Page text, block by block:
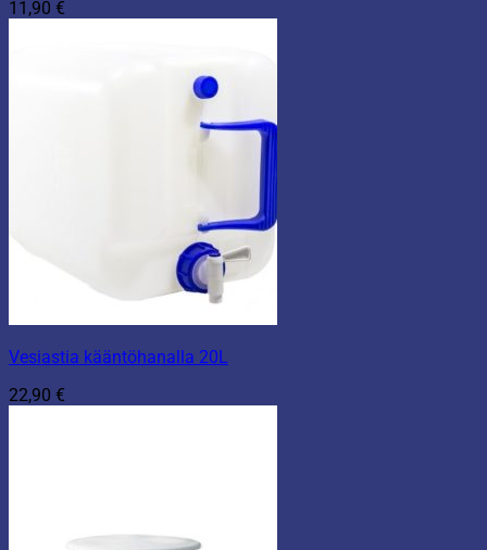
11,90 €
Vesiastia kääntöhanalla 20L
22,90 €